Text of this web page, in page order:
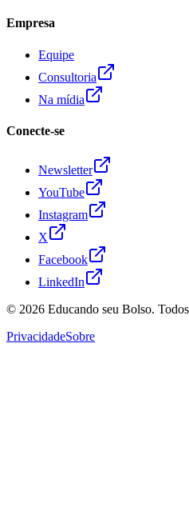
Empresa
Equipe
Consultoria
Na mídia
Conecte-se
Newsletter
YouTube
Instagram
X
Facebook
LinkedIn
© 2026 Educando seu Bolso.
PrivacidadeSobre